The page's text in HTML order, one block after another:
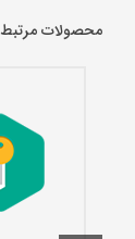
محصولات مرتبط